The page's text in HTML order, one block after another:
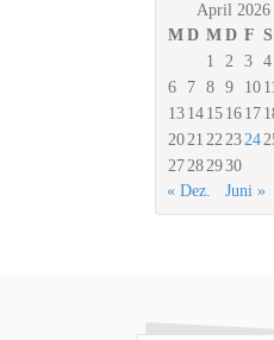
April 2026
M D M D F S
1
2 3 4
6
7 8 9 10
13 14 15 16 17
2021 222324
27282930
« Dez.
Juni »